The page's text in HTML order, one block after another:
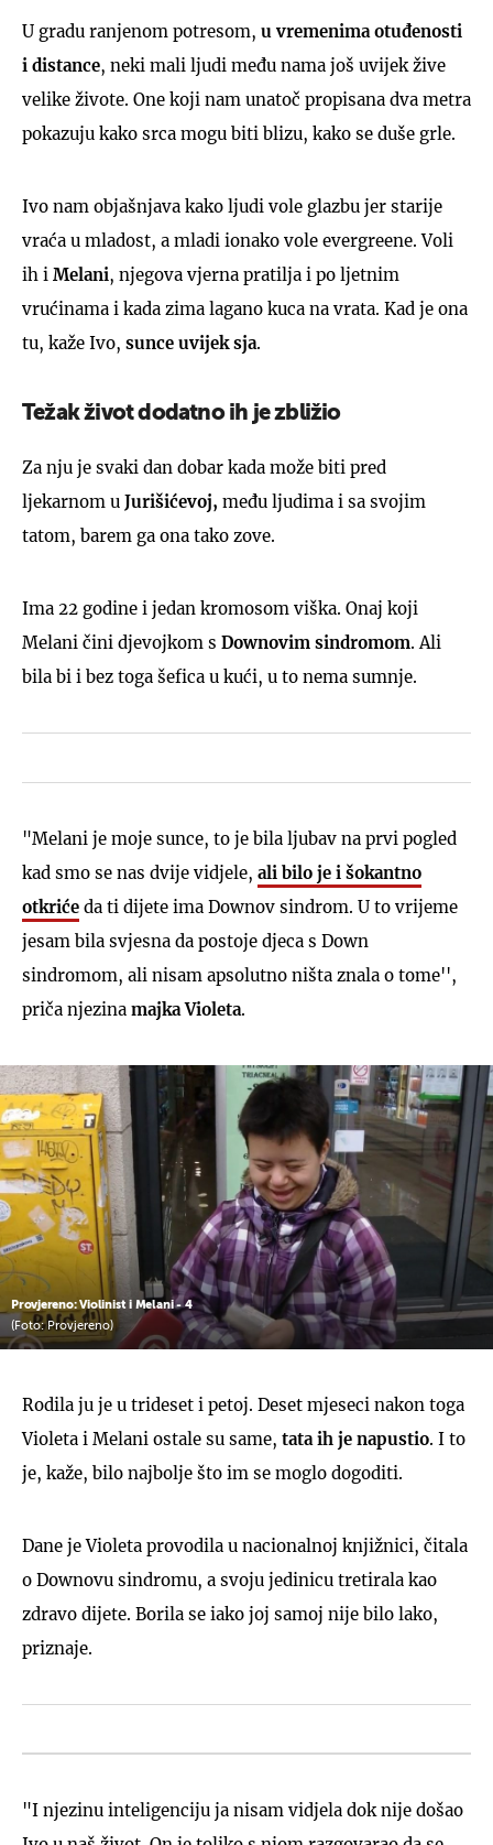
U gradu ranjenom potresom, u vremenima otuđenosti
i distance, neki mali ljudi među nama još uvijek žive
velike živote. One koji nam unatoč propisana dva metra
pokazuju kako srca mogu biti blizu, kako se duše grle.
Ivo nam objašnjava kako ljudi vole glazbu jer starije
vraća u mladost, a mladi ionako vole evergreene. Voli
ih i Melani, njegova vjerna pratilja i po ljetnim
vrućinama i kada zima lagano kuca na vrata. Kad je ona
tu, kaže Ivo, sunce uvijek sja.
Težak život dodatno ih je zbližio
Za nju je svaki dan dobar kada može biti pred
ljekarnom u Jurišićevoj, među ljudima i sa svojim
tatom, barem ga ona tako zove.
Ima 22 godine i jedan kromosom viška. Onaj koji
Melani čini djevojkom s Downovim sindromom. Ali
bila bi i bez toga šefica u kući, u to nema sumnje.
"Melani je moje sunce, to je bila ljubav na prvi pogled
kad smo se nas dvije vidjele, ali bilo je i šokantno
otkriće da ti dijete ima Downov sindrom. U to vrijeme
jesam bila svjesna da postoje djeca s Down
sindromom, ali nisam apsolutno ništa znala o tome'',
priča njezina majka Violeta.
Provjereno: Violinist i Melani - 4
(Foto: Provjereno)
Rodila ju je u trideset i petoj. Deset mjeseci nakon toga
Violeta i Melani ostale su same, tata ih je napustio. I to
je, kaže, bilo najbolje što im se moglo dogoditi.
Dane je Violeta provodila u nacionalnoj knjižnici, čitala
o Downovu sindromu, a svoju jedinicu tretirala kao
zdravo dijete. Borila se iako joj samoj nije bilo lako,
priznaje.
"I njezinu inteligenciju ja nisam vidjela dok nije došao